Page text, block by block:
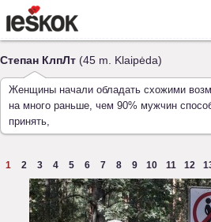
Степан КлпЛт (45 m. Klaipėda)
Женщины начали обладать схожими
на много раньше, чем 90% мужчин
принять,
1 2 3 4 5 6 7 8 9 10 11 12